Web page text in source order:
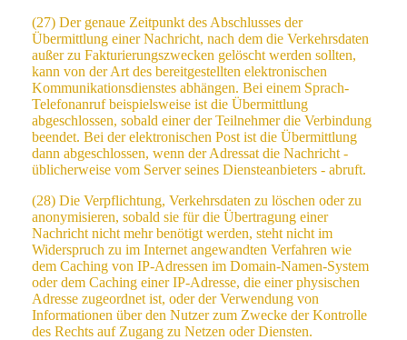
(27) Der genaue Zeitpunkt des Abschlusses der
Übermittlung einer Nachricht, nach dem die Verkehrsdaten
außer zu Fakturierungszwecken gelöscht werden sollten,
kann von der Art des bereitgestellten elektronischen
Kommunikationsdienstes abhängen. Bei einem Sprach-
Telefonanruf beispielsweise ist die Übermittlung
abgeschlossen, sobald einer der Teilnehmer die Verbindung
beendet. Bei der elektronischen Post ist die Übermittlung
dann abgeschlossen, wenn der Adressat die Nachricht -
üblicherweise vom Server seines Diensteanbieters - abruft.
(28) Die Verpflichtung, Verkehrsdaten zu löschen oder zu
anonymisieren, sobald sie für die Übertragung einer
Nachricht nicht mehr benötigt werden, steht nicht im
Widerspruch zu im Internet angewandten Verfahren wie
dem Caching von IP-Adressen im Domain-Namen-System
oder dem Caching einer IP-Adresse, die einer physischen
Adresse zugeordnet ist, oder der Verwendung von
Informationen über den Nutzer zum Zwecke der Kontrolle
des Rechts auf Zugang zu Netzen oder Diensten.